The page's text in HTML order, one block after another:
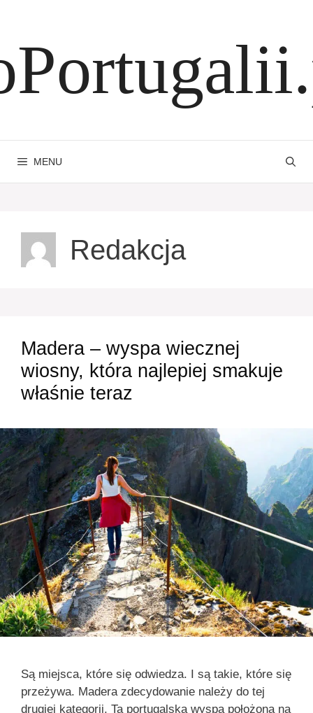
MENU
Redakcja
Madera – wyspa wiecznej
wiosny, która najlepiej smakuje
właśnie teraz
Są miejsca, które się odwiedza. I są takie, które się
przeżywa. Madera zdecydowanie należy do tej
drugiej kategorii. Ta portugalska wyspa położona na